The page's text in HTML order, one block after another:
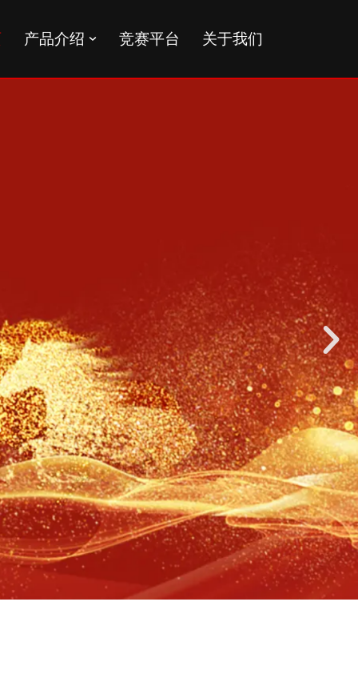
产品介绍 竞赛平台 关于我们